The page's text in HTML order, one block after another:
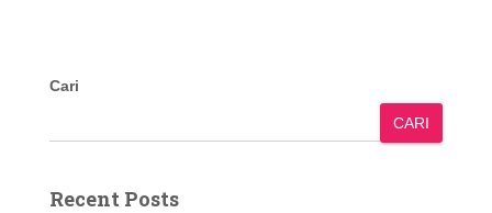
Cari
CARI
Recent Posts